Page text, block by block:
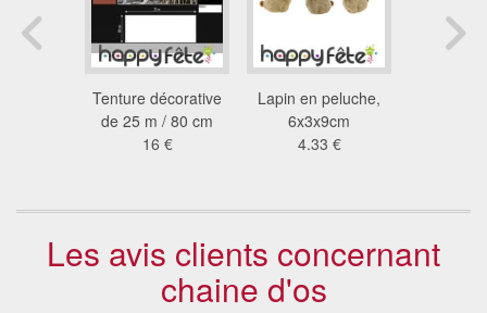
Tenture décorative
de 25 m / 80 cm
16 €
Lapin en peluche,
6x3x9cm
4.33 €
Les avis clients concernant
chaine d'os